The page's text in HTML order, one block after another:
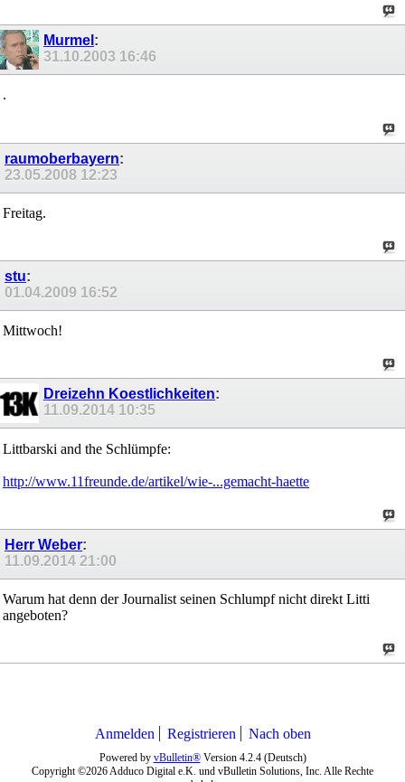
Murmel :
31.10.2003 16:46
.
raumoberbayern:
23.05.2008 12:23
Freitag.
stu:
01.04.2009 16:52
Mittwoch!
Dreizehn Koestlichkeiten:
11.09.2014 10:35
Littbarski and the Schlümpfe:
http://www.11freunde.de/artikel/wie-...gemacht-haette
Herr Weber:
11.09.2014 21:00
Warum hat denn der Journalist seinen Schlumpf nicht direkt Litti
angeboten?
Anmelden Registrieren Nach oben
Powered by vBulletin®Version 4.2.4 (Deutsch)
Copyright ©2026 Adduco Digital e.K. und vBulletin Solutions, Inc. Alle Rechte